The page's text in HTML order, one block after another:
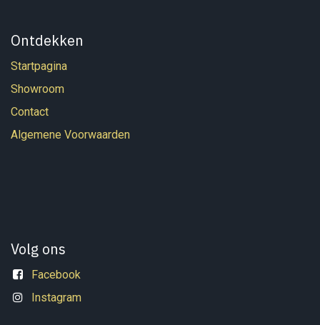
Ontdekken
Startpagina
Showroom
Contact
Algemene Voorwaarden
Volg ons
Facebook
Instagram